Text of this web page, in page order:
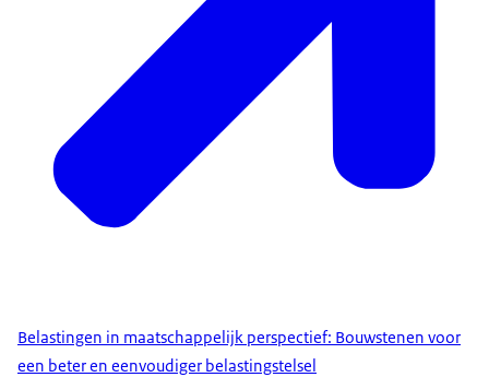
Belastingen in maatschappelijk perspectief: Bouwstenen voor
een beter en eenvoudiger belastingstelsel